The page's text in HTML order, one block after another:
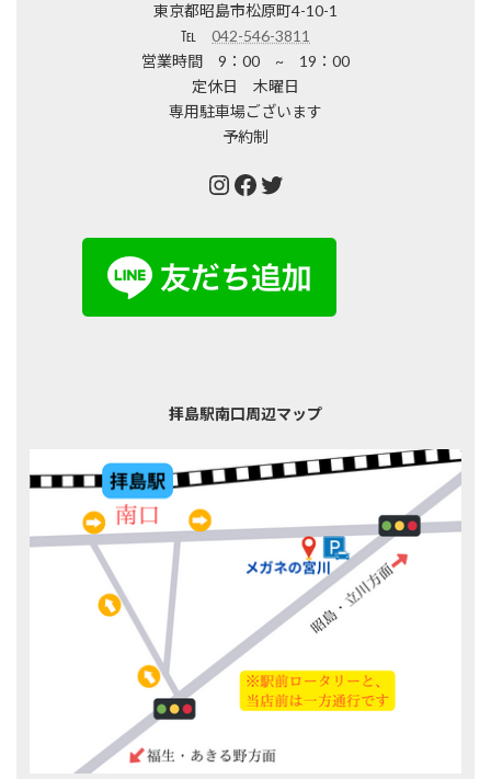
東京都昭島市松原町4-10-1
℡ 042-546-3811
営業時間 9：00 ~ 19：00
定休日 木曜日
専用駐車場ございます
予約制
Instagram
Facebook
Twitter
拝島駅南口周辺マップ